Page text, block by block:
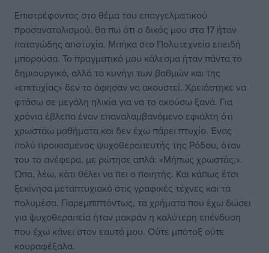
Επιστρέφοντας στο θέμα του επαγγελματικού
προσανατολισμού, θα πω ότι ο δικός μου στα 17 ήταν
παταγώδης αποτυχία. Μπήκα στο Πολυτεχνείο επειδή
μπορούσα. Το πραγματικό μου κάλεσμα ήταν πάντα το
δημιουργικό, αλλά το κυνήγι των βαθμών και της
«επιτυχίας» δεν το άφησαν να ακουστεί. Χρειάστηκε να
φτάσω σε μεγάλη ηλικία για να το ακούσω ξανά. Για
χρόνια έβλεπα έναν επαναλαμβανόμενο εφιάλτη ότι
χρωστάω μαθήματα και δεν έχω πάρει πτυχίο. Ένας
πολύ προικισμένος ψυχοθεραπευτής της Ρόδου, όταν
του το ανέφερα, με ρώτησε απλά: «Μήπως χρωστάς;».
Ώπα, λέω, κάτι θέλει να πει ο ποιητής. Και κάπως έτσι
ξεκίνησα μεταπτυχιακό στις γραφικές τέχνες και τα
πολυμέσα. Παρεμπιπτόντως, τα χρήματα που έχω δώσει
για ψυχοθεραπεία ήταν μακράν η καλύτερη επένδυση
που έχω κάνει στον εαυτό μου. Ούτε μπότοξ ούτε
κουραφέξαλα.